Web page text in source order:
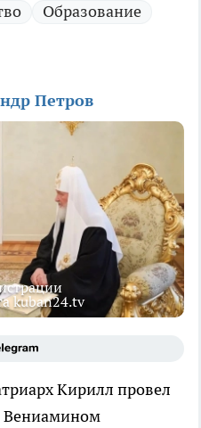
Образование
Петров
kuban24.tv
Кирилл провел
Вениамином